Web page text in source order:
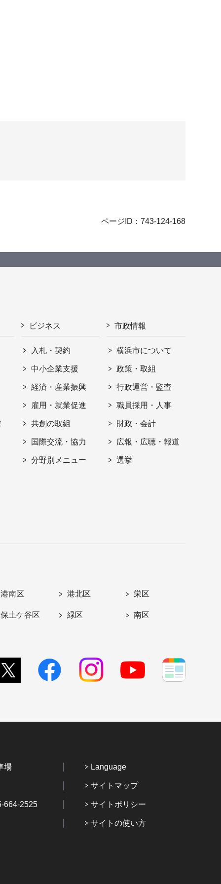
ページID：743-124-168
ビジネス
入札・契約
中小企業支援
経済・産業振興
雇用・就業促進
共創の取組
国際交流・協力
分野別メニュー
市政情報
横浜市について
政策・取組
行政運営・監査
職員採用・人事
財政・会計
広報・広聴・報道
選挙
港南区 港北区 栄区
保土ケ谷区 緑区 南区
場
664-2525
Language
サイトマップ
サイトポリシー
サイトの使い方